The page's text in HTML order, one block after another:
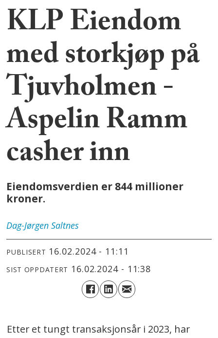
KLP Eiendom
med storkjøp på
Tjuvholmen -
Aspelin Ramm
casher inn
Eiendomsverdien er 844 millioner
kroner.
Dag-Jørgen Saltnes
PUBLISERT 16.02.2024 - 11:11
SIST OPPDATERT 16.02.2024 - 11:38
Etter et tungt transaksjonsår i 2023, har